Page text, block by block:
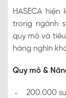
HASECA
trong ngành
quy mô và
hàng nghìn
Quy mô &
200.000